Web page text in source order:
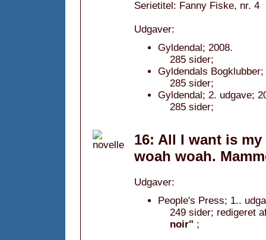
Serietitel: Fanny Fiske, nr. 4
Udgaver:
Gyldendal; 2008.
285 sider;
Gyldendals Bogklubber;
285 sider;
Gyldendal; 2. udgave;
285 sider;
16: All I want is
woah woah.
Udgaver:
People's Press; 1..
249 sider; redigeret
noir" ;